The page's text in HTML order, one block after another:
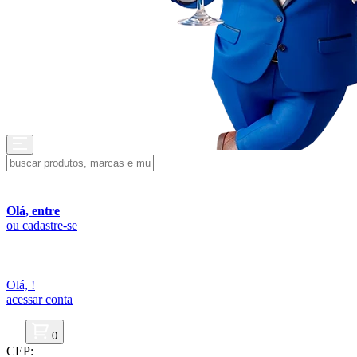
Olá, entre
ou cadastre-se
Olá, !
acessar conta
0
CEP: